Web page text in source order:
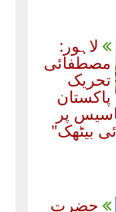
لاہور:
مصطفائی
تحریک
پاکستان
پر
بیٹھک"
حضرت